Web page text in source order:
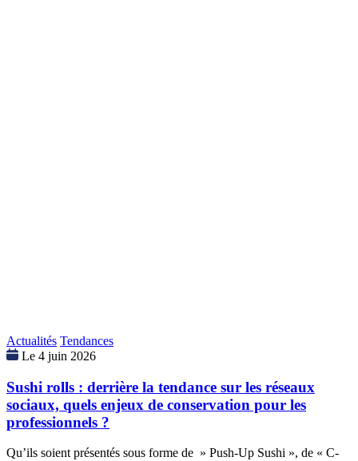
Actualités Tendances
Le 4 juin 2026
Sushi rolls : derrière la tendance sur les réseaux
sociaux, quels enjeux de conservation pour les
professionnels ?
Qu’ils soient présentés sous forme de » Push-Up Sushi », de « C-